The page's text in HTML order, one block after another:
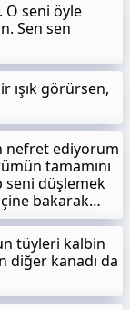
O seni öyle
Sen sen
ışık görürsen,
nefret ediyorum
tamamını
seni düşlemek
bakarak…
tüyleri kalbin
diğer kanadı da